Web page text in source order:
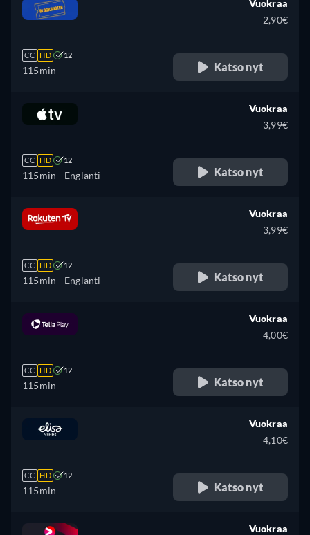
CC HD 12
115min
Vuokraa
2,90€
Katso nyt
CC HD 12
115min - Englanti
Vuokraa
3,99€
Katso nyt
CC HD 12
115min - Englanti
Vuokraa
3,99€
Katso nyt
CC HD 12
115min
Vuokraa
4,00€
Katso nyt
CC HD 12
115min
Vuokraa
4,10€
Katso nyt
Vuokraa